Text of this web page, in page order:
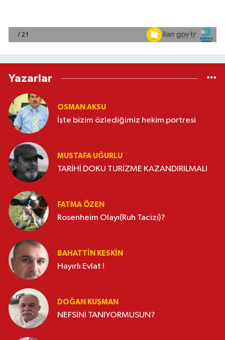
Yazarlar
OSMAN AKSU
İşte bizim özlediğimiz hekim portresi
MUSTAFA UĞURLU
TARİHİ DOKU TURİZME KAZANDIRILMALI
FATMA ÖZEN
Rosenheim Olayı(Ruh Tacizi)?
BAHATTIN KESKİN
Hayırlı Evlat !
DOĞAN KUŞMAN
NEFSİNİ TANIYORMUSUN?